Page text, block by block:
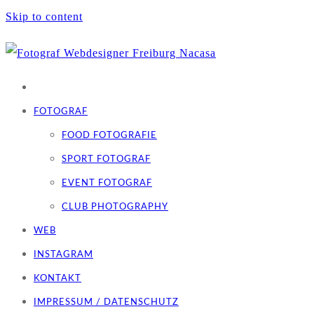
Skip to content
FOTOGRAF
FOOD FOTOGRAFIE
SPORT FOTOGRAF
EVENT FOTOGRAF
CLUB PHOTOGRAPHY
WEB
INSTAGRAM
KONTAKT
IMPRESSUM / DATENSCHUTZ